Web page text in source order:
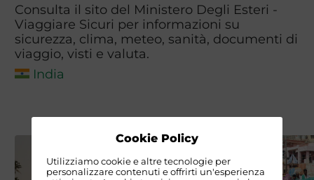
Cookie Policy
Utilizziamo cookie e altre tecnologie per
personalizzare contenuti e offrirti un'esperienza
Consulta il sito del Ministero Degli Esteri -
Viaggiare Sicuri per informazioni su
sicurezza, clima, meteo, sanità, documenti di
viaggio, visti e valuta.
India